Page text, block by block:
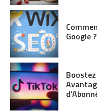
Google ?